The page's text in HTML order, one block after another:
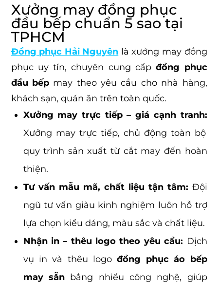
Xưởng may đồng phục
đầu bếp chuẩn 5 sao tại
TPHCM
Đồng phục Hải Nguyên là xưởng may đồng
phục uy tín, chuyên cung cấpđồng phục
đầu bếpmay theo yêu cầu cho nhà hàng,
khách sạn, quán ăn trên toàn quốc.
Xưởng may trực tiếp – giá cạnh tranh:
Xưởng may trực tiếp, chủ động toàn bộ
quy trình sản xuất từ cắt may đến hoàn
thiện.
Tư vấn mẫu mã, chất liệu tận tâm: Đội
ngũ tư vấn giàu kinh nghiệm luôn hỗ trợ
lựa chọn kiểu dáng, màu sắc và chất liệu.
Nhận in – thêu logo theo yêu cầu: Dịch
vụ in và thêu logo đồng phục áo bếp
may sẵnbằng nhiều công nghệ, giúp